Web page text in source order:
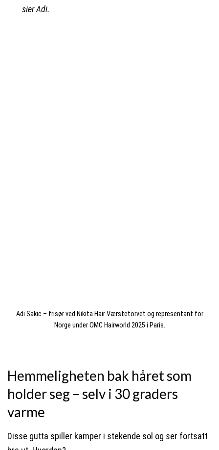
sier Adi.
Adi Sakic – frisør ved Nikita Hair Værstetorvet og representant for
Norge under OMC Hairworld 2025 i Paris.
Hemmeligheten bak håret som
holder seg – selv i 30 graders
varme
Disse gutta spiller kamper i stekende sol og ser fortsatt